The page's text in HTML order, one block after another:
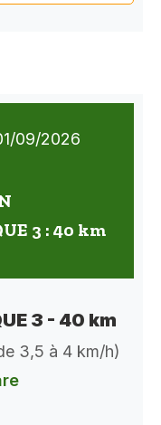
09/2026
3 : 40 km
3 - 40 km
3,5 à 4 km/h)